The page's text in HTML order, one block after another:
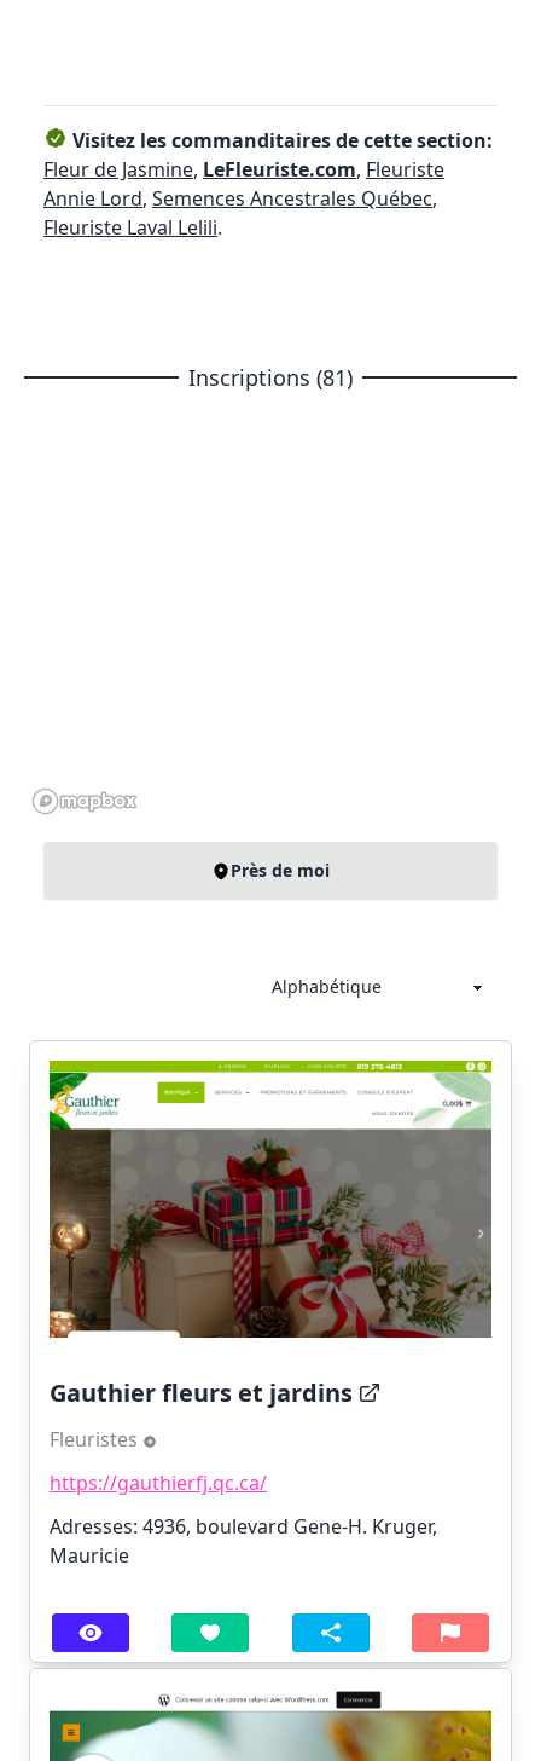
Visitez les commanditaires de cette section:
Fleur de Jasmine, LeFleuriste.com, Fleuriste
Annie Lord, Semences Ancestrales Québec,
Fleuriste Laval Lelili.
Inscriptions (81)
Près de moi
Gauthier fleurs et jardins
Fleuristes
https://gauthierfj.qc.ca/
Adresses: 4936, boulevard Gene-H. Kruger,
Mauricie